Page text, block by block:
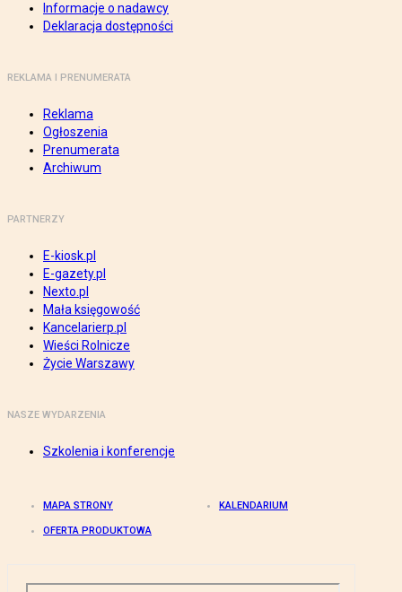
Informacje o nadawcy
Deklaracja dostępności
REKLAMA I PRENUMERATA
Reklama
Ogłoszenia
Prenumerata
Archiwum
PARTNERZY
E-kiosk.pl
E-gazety.pl
Nexto.pl
Mała księgowość
Kancelarierp.pl
Wieści Rolnicze
Życie Warszawy
NASZE WYDARZENIA
Szkolenia i konferencje
MAPA STRONY KALENDARIUM
OFERTA PRODUKTOWA